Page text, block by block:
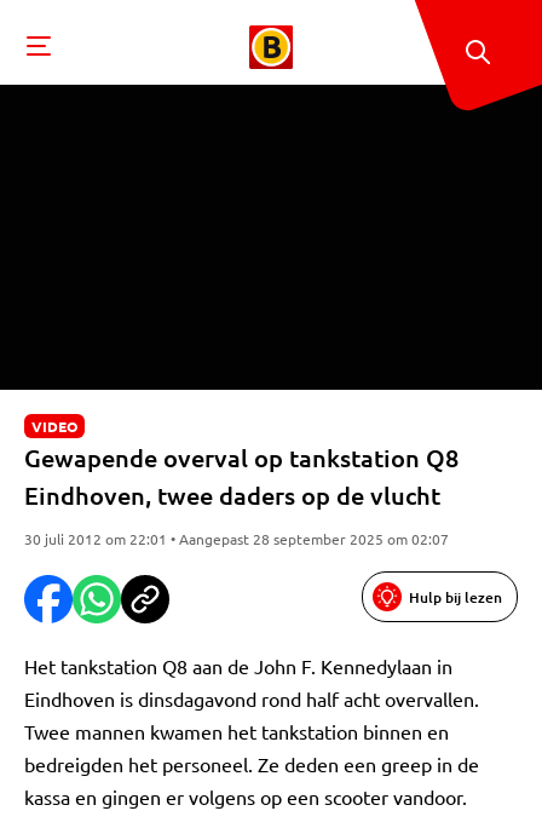
VIDEO
Gewapende overval op tankstation Q8
Eindhoven, twee daders op de vlucht
30 juli 2012 om 22:01 • Aangepast 28 september 2025 om 02:07
Hulp bij lezen
Het tankstation Q8 aan de John F. Kennedylaan in
Eindhoven is dinsdagavond rond half acht overvallen.
Twee mannen kwamen het tankstation binnen en
bedreigden het personeel. Ze deden een greep in de
kassa en gingen er volgens op een scooter vandoor.